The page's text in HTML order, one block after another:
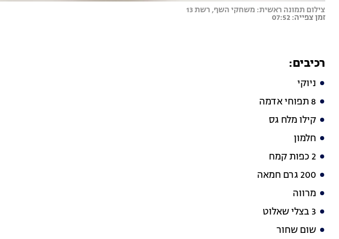
צילום תמונה ראשית: משחקי השף, רשת 13
זמן צפייה: 07:52
רכיבים:
ניוקי
8 תפוחי אדמה
קילו מלח גס
חלמון
2 כפות קמח
200 גרם חמאה
מרווה
3 בצלי שאלוט
שום שחור